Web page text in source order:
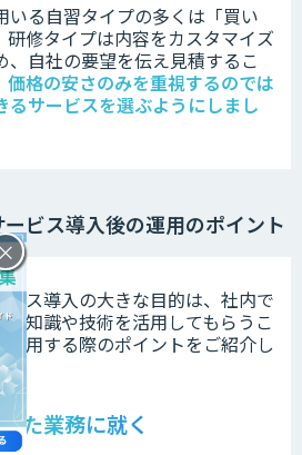
いる自習タイプの多くは「買い
研修タイプは内容をカスタマイズ
、自社の要望を伝え見積するこ
価格の安さのみを重視するのでは
るサービスを選ぶようにしまし
ビス導入後の運用のポイント
ス導入の大きな目的は、社内で
知識や技術を活用してもらうこ
用する際のポイントをご紹介し
た業務に就く